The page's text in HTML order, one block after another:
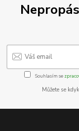
Souhlasím se
Můžete se